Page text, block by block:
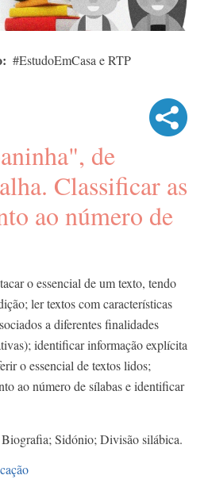
#EstudoEmCasa e RTP
de
Classificar as
ao número de
o essencial de um texto, tendo
ler textos com características
a diferentes finalidades
identificar informação explícita
o essencial de textos lidos;
ao número de sílabas e identificar
Sidónio; Divisão silábica.